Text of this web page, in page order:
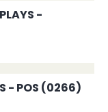
-
- POS (0266)